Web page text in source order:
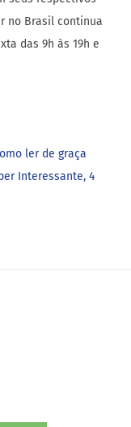
no Brasil continua
das 9h às 19h e
ler de graça
Interessante, 4